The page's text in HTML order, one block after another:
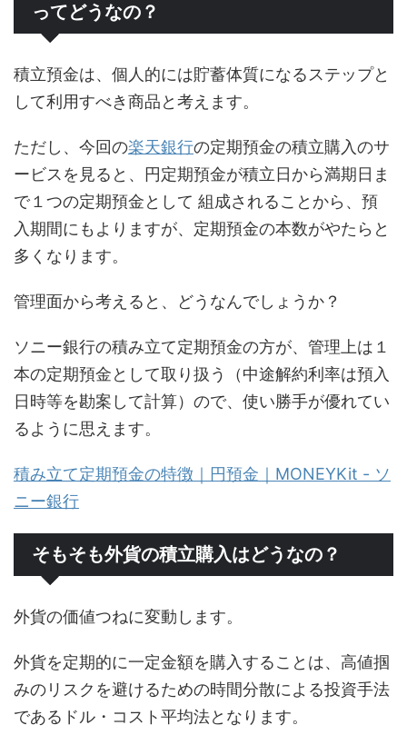
ってどうなの？
積立預金は、個人的には貯蓄体質になるステップと
して利用すべき商品と考えます。
ただし、今回の楽天銀行の定期預金の積立購入のサ
ービスを見ると、円定期預金が積立日から満期日ま
で１つの定期預金として 組成されることから、預
入期間にもよりますが、定期預金の本数がやたらと
多くなります。
管理面から考えると、どうなんでしょうか？
ソニー銀行の積み立て定期預金の方が、管理上は１
本の定期預金として取り扱う（中途解約利率は預入
日時等を勘案して計算）ので、使い勝手が優れてい
るように思えます。
積み立て定期預金の特徴｜円預金｜MONEYKit - ソ
ニー銀行
そもそも外貨の積立購入はどうなの？
外貨の価値つねに変動します。
外貨を定期的に一定金額を購入することは、高値掴
みのリスクを避けるための時間分散による投資手法
であるドル・コスト平均法となります。